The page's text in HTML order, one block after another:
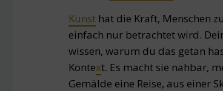
Kunst hat die Kraft, Menschen
einfach nur betrachtet wird.
wissen, warum du das getan
Kontext. Es macht sie nahbar,
Gemälde eine Reise, aus einer